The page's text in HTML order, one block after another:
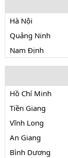
Hà Nội
Quảng Ninh
Nam Định
Hồ Chí Minh
Tiền Giang
Vĩnh Long
An Giang
Bình Dương